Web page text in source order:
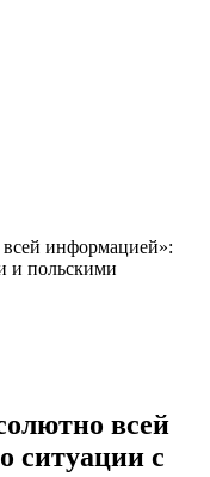
всей информацией»:
и польскими
всей
ситуации с